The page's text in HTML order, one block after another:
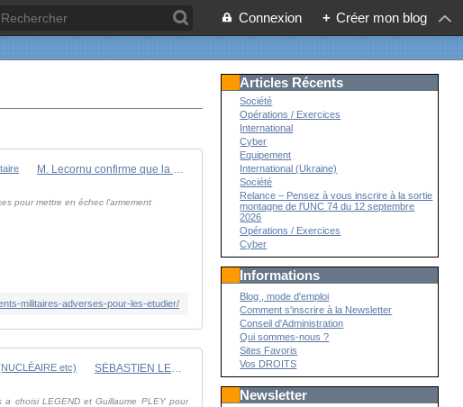
Connexion + Créer mon blog
M. Lecornu confirme que la France récupère des équipements militaires "adverses" pour les étudier - Zone Militaire
pour mettre en échec l'armement
militaires-adverses-pour-les-etudier/
SÉBASTIEN LECORNU, MINISTRE DES ARMÉES: ATTENTATS DÉJOUÉS, TOUT CE QU'ON NE SAIT PAS (NUCLÉAIRE etc)
choisi LEGEND et Guillaume PLEY pour
Articles Récents
Société
Opérations / Exercices
International
Cyber
Equipement
International (Ukraine)
Société
Relance – Pensez à vous inscrire à la sortie
montagne de l'UNC 74 du 12 septembre
2026
Opérations / Exercices
Cyber
Informations
Blog , mode d'emploi
Comment s'inscrire à la Newsletter
Conseil d'Administration
Qui sommes-nous ?
Sites Favoris
Vos DROITS
Newsletter